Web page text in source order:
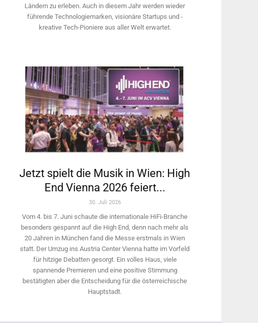
Ländern zu erleben. Auch in diesem Jahr werden wieder
führende Technologiemarken, visionäre Startups und ­
kreative Tech-Pioniere aus aller Welt erwartet.
Jetzt spielt die Musik in Wien: High
End Vienna 2026 feiert...
30. Juli 2026
Vom 4. bis 7. Juni schaute die internationale HiFi-Branche
besonders gespannt auf die High End, denn nach mehr als
20 Jahren in München fand die Messe erstmals in Wien
statt. Der Umzug ins Austria Center Vienna hatte im Vorfeld
für hitzige Debatten gesorgt. Ein volles Haus, viele
spannende Premieren und eine positive Stimmung
bestätigten aber die Entscheidung für die österreichische
Hauptstadt.